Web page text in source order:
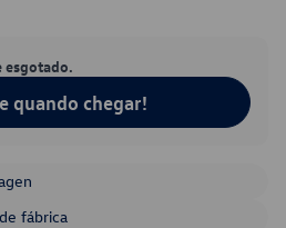
quando chegar!
fábrica